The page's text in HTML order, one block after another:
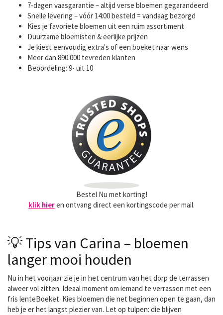
7-dagen vaasgarantie – altijd verse bloemen gegarandeerd
Snelle levering – vóór 14:00 besteld = vandaag bezorgd
Kies je favoriete bloemen uit een ruim assortiment
Duurzame bloemisten & eerlijke prijzen
Je kiest eenvoudig extra's of een boeket naar wens
Meer dan 890.000 tevreden klanten
Beoordeling: 9- uit 10
Bestel Nu met korting!
klik hieren ontvang direct een kortingscode per mail.
💡 Tips van Carina – bloemen
langer mooi houden
Nu in het voorjaar zie je in het centrum van het dorp de terrassen
alweer vol zitten. Ideaal moment om iemand te verrassen met een
fris lenteBoeket. Kies bloemen die net beginnen open te gaan, dan
heb je er het langst plezier van. Let op tulpen: die blijven